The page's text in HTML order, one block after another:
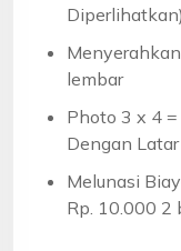
Diperlihatkan)
lembar
Photo 3 x 4
Dengan Latar
Melunasi
Rp. 10.000 2